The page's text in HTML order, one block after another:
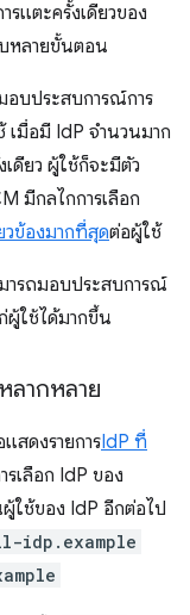
แตะครั้งเดียวของ
บหลายขั้นตอน
อบประสบการณ์การ
เมื่อมี IdP จำนวนมาก
ดียว ผู้ใช้ก็จะมีตัว
มีกลไกการเลือก
ข้องมากที่สุดต่อผู้ใช้
ารถมอบประสบการณ์
ใช้ได้มากขึ้น
ลากหลาย
สดงรายการIdP ที่
เลือก IdP ของ
ใช้ของ IdP อีกต่อไป
idp.example